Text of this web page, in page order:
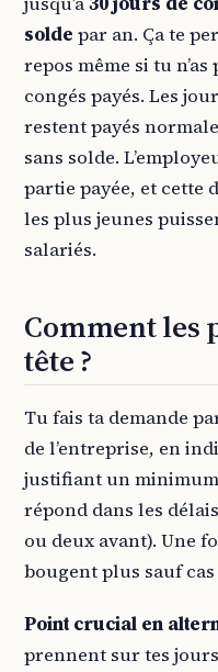
solde par an. Ça te
repos même si tu
congés payés. Les
restent payés
sans solde.
partie payée, et cette
les plus jeunes
salariés.
Comment les
tête ?
Tu fais ta demande
de l’entreprise, en
justifiant un minimum
répond dans les
ou deux avant). Une
bougent plus sauf
Point crucial en
prennent sur tes